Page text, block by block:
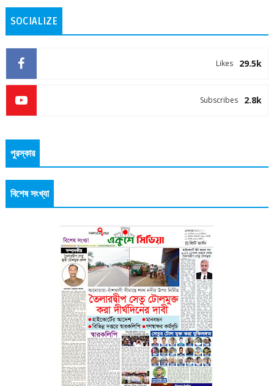
SOCIALIZE
29.5k
Likes
2.8k
Subscribes
পুরস্কার
বিশেষ সংখ্যা